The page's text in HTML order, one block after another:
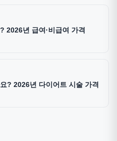
2026년 급여·비급여 가격
? 2026년 다이어트 시술 가격